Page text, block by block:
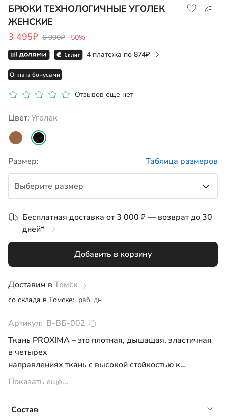
БРЮКИ ТЕХНОЛОГИЧНЫЕ УГОЛЕК
ЖЕНСКИЕ
3 495₽ 6 990₽ -50%
4 платежа по 874
Оплата бонусами
Отзывов еще нет
Цвет: уголек
Размер: Таблица размеров
Выберите размер
42
50
52
Бесплатная доставка от 3 000 ₽ — возврат до 30
дней*
Добавить в корзину
Доставим в Томск
со склада в Томске: раб. дн
Артикул: В-ВБ-002
Ткань PROXIMA – это плотная, дышащая, эластичная
в четырех
направлениях ткань с высокой стойкостью к
истиранию и усилиям
на разрыв. PROXIMA лучше сохраняет
теплую. Имеет износостойкую водоотталкивающую
Показать ещё...
Состав